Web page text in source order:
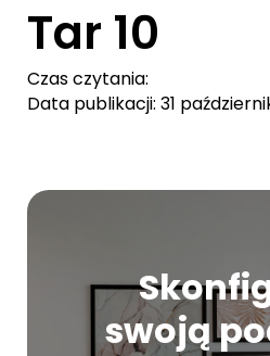
Tar 10
Czas czytania:
Data publikacji: 31
swoją